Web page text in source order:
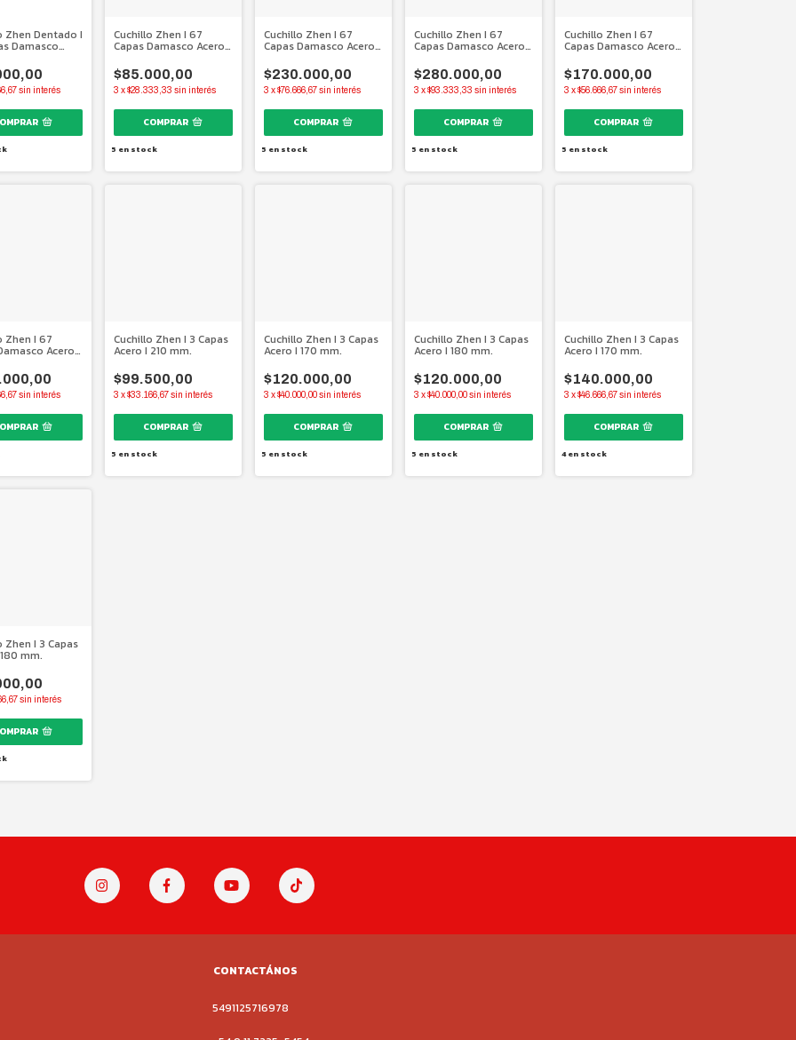
Zhen Dentado I
Damasco
sin interés
Cuchillo Zhen I 67
Capas Damasco Acero
$85.000,00
3 x$28.333,33 sin interés
5 en stock
Cuchillo Zhen I 67
Capas Damasco Acero
$230.000,00
3 x$76.666,67sin interés
5 en stock
Cuchillo Zhen I 67
Capas Damasco Acero
$280.000,00
3 x$93.333,33 sin interés
5 en stock
Cuchillo Zhen I 67
Capas Damasco Acero
$170.000,00
3 x$56.666,67sin interés
5 en stock
Zhen I 67
Acero
sin interés
Cuchillo Zhen I 3 Capas
Acero I 210 mm.
$99.500,00
3 x$33.166,67sin interés
5 en stock
Cuchillo Zhen I 3 Capas
Acero I 170 mm.
$120.000,00
3 x$40.000,00sin interés
5 en stock
Cuchillo Zhen I 3 Capas
Acero I 180 mm.
$120.000,00
3 x$40.000,00sin interés
5 en stock
Cuchillo Zhen I 3 Capas
Acero I 170 mm.
$140.000,00
3 x$46.666,67sin interés
4en stock
Zhen I 3 Capas
mm.
sin interés
CONTACTÁNOS
5491125716978